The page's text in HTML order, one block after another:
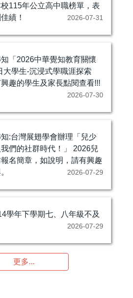
校115年公立高中職榜單，表
績！
2026-07-31
知「2026中華覺知教育關懷
大學生-沉浸式學職涯探索
趣的學生及家長點閱查看!!!
2026-07-30
知:台灣展翅學會辦理「兒少
我們的社群時代！」 2026兒
名簡章，如說明，請有興趣
2026-07-29
學年下學期七、八年級不及
2026-07-29
更多...